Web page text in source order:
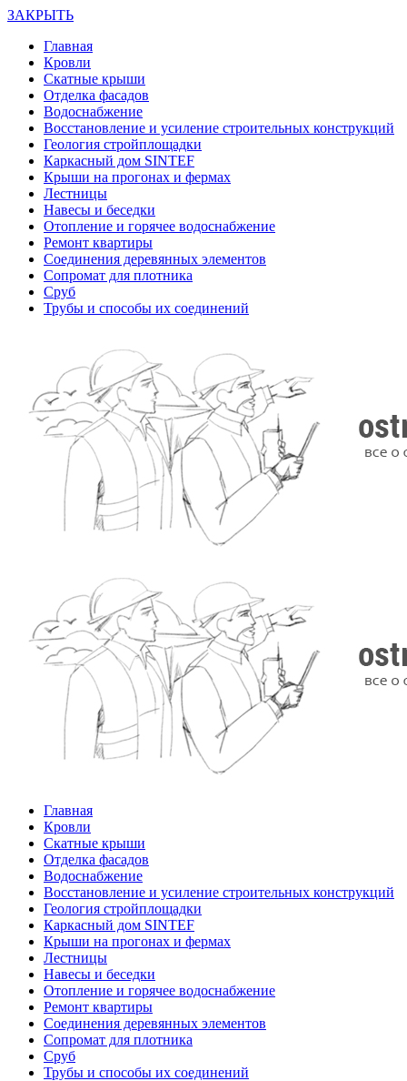
ЗАКРЫТЬ
Главная
Кровли
Скатные крыши
Отделка фасадов
Водоснабжение
Восстановление и усиление строительных конструкций
Геология стройплощадки
Каркасный дом SINTEF
Крыши на прогонах и фермах
Лестницы
Навесы и беседки
Отопление и горячее водоснабжение
Ремонт квартиры
Соединения деревянных элементов
Сопромат для плотника
Сруб
Трубы и способы их соединений
Главная
Кровли
Скатные крыши
Отделка фасадов
Водоснабжение
Восстановление и усиление строительных конструкций
Геология стройплощадки
Каркасный дом SINTEF
Крыши на прогонах и фермах
Лестницы
Навесы и беседки
Отопление и горячее водоснабжение
Ремонт квартиры
Соединения деревянных элементов
Сопромат для плотника
Сруб
Трубы и способы их соединений